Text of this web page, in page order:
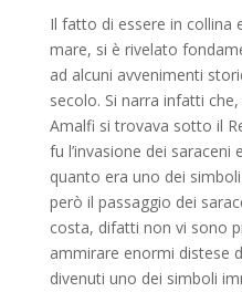
Il fatto di essere in collina
mare, si è rivelato
ad alcuni avvenimenti
secolo. Si narra infatti
Amalfi si trovava sotto il
fu l’invasione dei
quanto era uno dei
però il passaggio dei
costa, difatti non vi sono
ammirare enormi distese
divenuti uno dei simboli